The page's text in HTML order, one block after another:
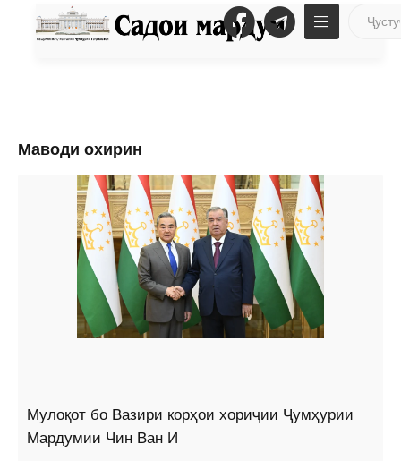
Маводи охирин
Мулоқот бо Вазири корҳои хориҷии Ҷумҳурии
Мардумии Чин Ван И